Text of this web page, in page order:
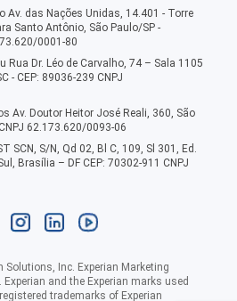
Av. das Nações Unidas, 14.401 - Torre
Santo Antônio, São Paulo/SP -
0001-80
Rua Dr. Léo de Carvalho, 74 – Sala 1105
- CEP: 89036-239 CNPJ
Av. Doutor Heitor José Reali, 360, São
62.173.620/0093-06
SCN, S/N, Qd 02, Bl C, 109, Sl 301, Ed.
Brasília – DF CEP: 70302-911 CNPJ
Solutions, Inc. Experian Marketing
and the Experian marks used
trademarks of Experian